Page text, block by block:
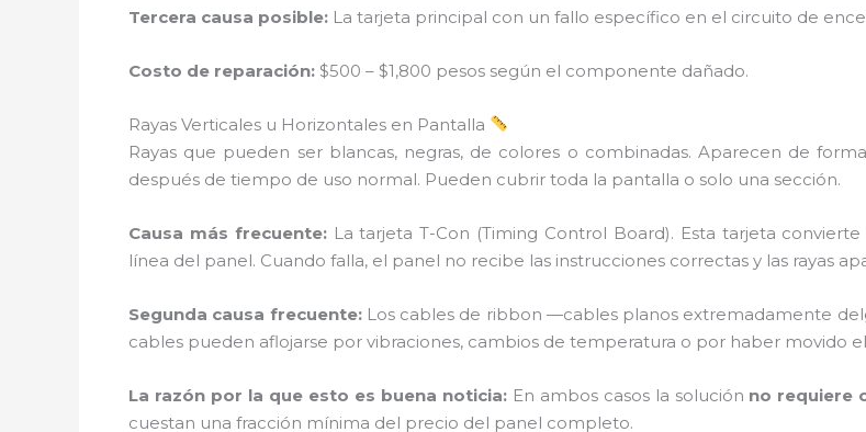
Tercera causa posible: La tarjeta principal con un fallo específico en el circuito de
Costo de reparación: $500 – $1,800 pesos según el componente dañado.
Rayas Verticales u Horizontales en Pantalla
Rayas que pueden ser blancas, negras, de colores o combinadas. Aparecen de
después de tiempo de uso normal. Pueden cubrir toda la pantalla o solo una sección.
Causa más frecuente:La tarjeta T-Con (Timing Control Board). Esta tarjeta
línea del panel. Cuando falla, el panel no recibe las instrucciones correctas y las rayas
Segunda causa frecuente:Los cables de ribbon —cables planos extremadamente
cables pueden aflojarse por vibraciones, cambios de temperatura o por haber movido
La razón por la que esto es buena noticia:En ambos casos la solución no requiere
cuestan una fracción mínima del precio del panel completo.